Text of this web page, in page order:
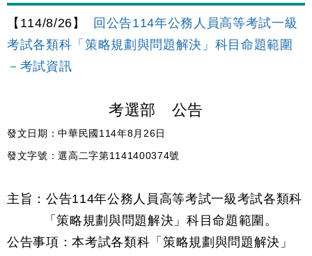
【114/8/26】
回公告114年公務人員高等考試一級
考試各類科「策略規劃與問題解決」科目命題範圍
－考試資訊
考選部 公告
發文日期：中華民國114年8月26日
發文字號：選高二字第1141400374號
主旨：公告114年公務人員高等考試一級考試各類科
「策略規劃與問題解決」科目命題範圍。
公告事項：本考試各類科「策略規劃與問題解決」